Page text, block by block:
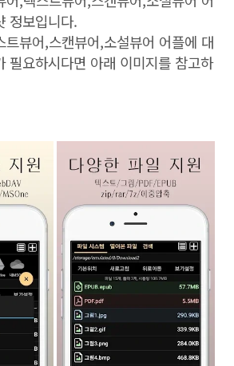
정보입니다.
트뷰어,스캔뷰어,소설뷰어 어플에 대
필요하시다면 아래 이미지를 참고하